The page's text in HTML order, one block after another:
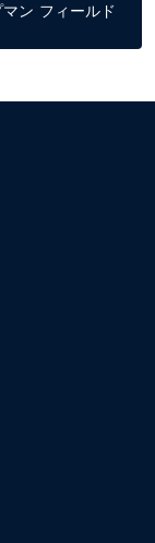
ン フィールド